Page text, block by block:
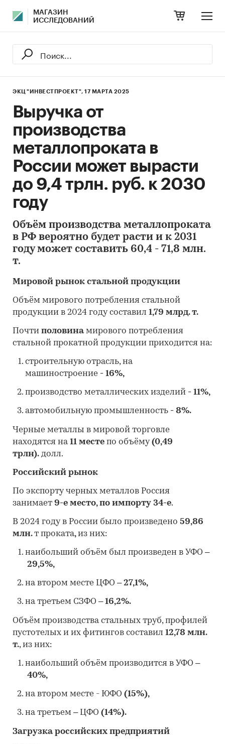
МАГАЗИН
ИССЛЕДОВАНИЙ
ЭКЦ "ИНВЕСТПРОЕКТ", 17 МАРТА 2025
Выручка от
производства
металлопроката в
России может вырасти
до 9,4 трлн. руб. к 2030
году
Объём производства металлопроката
в РФ вероятно будет расти и к 2031
году может составить 60,4 - 71,8 млн.
т.
Мировой рынок стальной продукции
Объём мирового потребления стальной
продукции в 2024 году составил 1,79 млрд. т.
Почти половинамирового потребления
стальной прокатной продукции приходится на:
строительную отрасль, на
машиностроение - 16%,
производство металлических изделий - 11%,
автомобильную промышленность - 8%.
Черные металлы в мировой торговле
находятся на11 месте по объёму(0,49
трлн). долл.
Российский рынок
По экспорту черных металлов Россия
занимает 9-е место, по импорту 34-е.
В 2024 году в России было произведено 59,86
млн.т проката,из них:
наибольший объём был произведен в УФО –
29,5%,
на втором месте ЦФО –27,1%,
на третьем СЗФО –16,2%.
Объём производства стальных труб, профилей
пустотелых и их фитингов составил 12,78 млн.
т., из них:
наибольший объём производится в УФО –
40%,
на втором месте - ЮФО (15%),
на третьем – ЦФО (14%).
Загрузка российских предприятий